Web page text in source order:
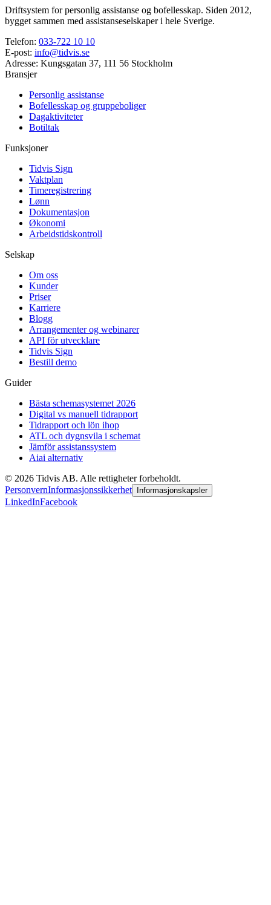
Driftsystem for personlig assistanse og bofellesskap. Siden 2012,
bygget sammen med assistanseselskaper i hele Sverige.
Telefon: 033-722 10 10
E-post: info@tidvis.se
Adresse: Kungsgatan 37, 111 56 Stockholm
Bransjer
Personlig assistanse
Bofellesskap og gruppeboliger
Dagaktiviteter
Botiltak
Funksjoner
Tidvis Sign
Vaktplan
Timeregistrering
Lønn
Dokumentasjon
Økonomi
Arbeidstidskontroll
Selskap
Om oss
Kunder
Priser
Karriere
Blogg
Arrangementer og webinarer
API för utvecklare
Tidvis Sign
Bestill demo
Guider
Bästa schemasystemet 2026
Digital vs manuell tidrapport
Tidrapport och lön ihop
ATL och dygnsvila i schemat
Jämför assistanssystem
Aiai alternativ
© 2026 Tidvis AB. Alle rettigheter forbeholdt.
PersonvernInformasjonssikkerhet Informasjonskapsler
LinkedInFacebook